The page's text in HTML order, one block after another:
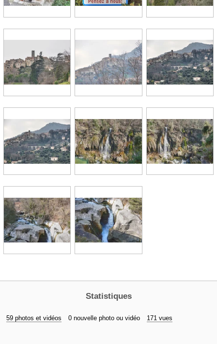
Statistiques
59 photos et vidéos 0 nouvelle photo ou vidéo 171 vues